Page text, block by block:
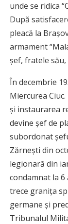
unde se ridica
După
pleacă la
armament
șef, fratele său,
În decembrie
Miercurea
și instaurarea
devine șef de
subordonat
Zărnești din
legionară din
condamnat la 6
trece granița
germane și
Tribunalul